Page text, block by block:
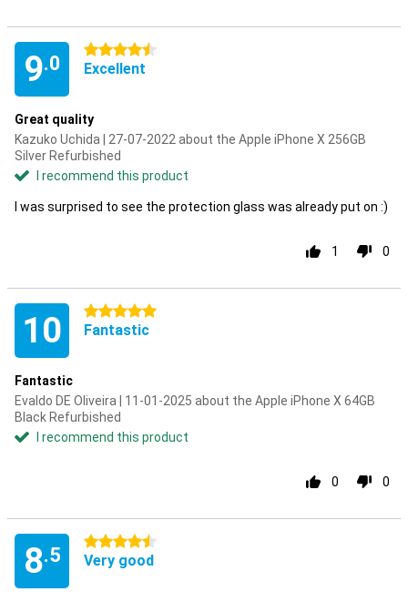
9.0
4.5 stars
Excellent
Great quality
Kazuko Uchida | 27-07-2022 about the Apple iPhone X 256GB
Silver Refurbished
I recommend this product
I was surprised to see the protection glass was already put on :)
1 0
10 5 stars
Fantastic
Fantastic
Evaldo DE Oliveira | 11-01-2025 about the Apple iPhone X 64GB
Black Refurbished
I recommend this product
0 0
8.5
4.5 stars
Very good